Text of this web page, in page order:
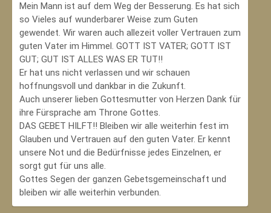
Mein Mann ist auf dem Weg der Besserung. Es hat sich
so Vieles auf wunderbarer Weise zum Guten
gewendet. Wir waren auch allezeit voller Vertrauen zum
guten Vater im Himmel. GOTT IST VATER; GOTT IST
GUT; GUT IST ALLES WAS ER TUT!!
Er hat uns nicht verlassen und wir schauen
hoffnungsvoll und dankbar in die Zukunft.
Auch unserer lieben Gottesmutter von Herzen Dank für
ihre Fürsprache am Throne Gottes.
DAS GEBET HILFT!! Bleiben wir alle weiterhin fest im
Glauben und Vertrauen auf den guten Vater. Er kennt
unsere Not und die Bedürfnisse jedes Einzelnen, er
sorgt gut für uns alle.
Gottes Segen der ganzen Gebetsgemeinschaft und
bleiben wir alle weiterhin verbunden.